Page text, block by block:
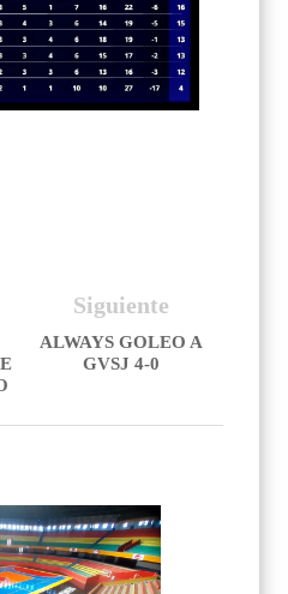
Siguiente
ALWAYS GOLEO A
GVSJ 4-0